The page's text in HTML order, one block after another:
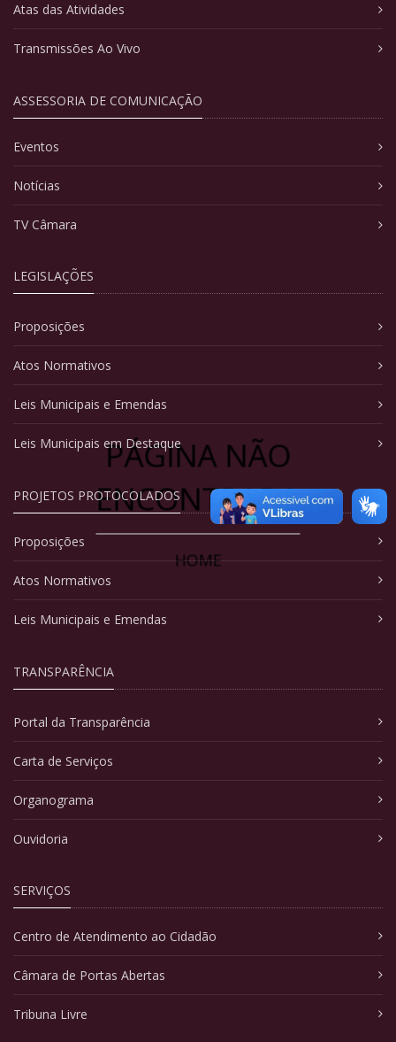
PÁGINA NÃO
ENCONTRADA
HOME
Atas das Atividades
Transmissões Ao Vivo
ASSESSORIA DE COMUNICAÇÃO
Eventos
Notícias
TV Câmara
LEGISLAÇÕES
Proposições
Atos Normativos
Leis Municipais e Emendas
Leis Municipais em Destaque
PROJETOS PROTOCOLADOS
Proposições
Atos Normativos
Leis Municipais e Emendas
TRANSPARÊNCIA
Portal da Transparência
Carta de Serviços
Organograma
Ouvidoria
SERVIÇOS
Centro de Atendimento ao Cidadão
Câmara de Portas Abertas
Tribuna Livre